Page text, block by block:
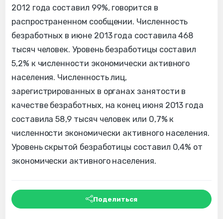
2012 года составил 99%, говорится в
распространенном сообщении. Численность
безработных в июне 2013 года составила 468
тысяч человек. Уровень безработицы составил
5,2% к численности экономически активного
населения. Численность лиц,
зарегистрированных в органах занятости в
качестве безработных, на конец июня 2013 года
составила 58,9 тысяч человек или 0,7% к
численности экономически активного населения.
Уровень скрытой безработицы составил 0,4% от
экономически активного населения.
Поделиться